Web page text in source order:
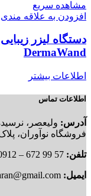
مشاهده سریع
افزودن به علاقه مندی
دستگاه لیزر
DermaWand
اطلاعات بیشتر
اطلاعات تماس
آدرس: ولیعصر،
فروشگاه نوآوران، پلاک
تلفن: 57 99 672 – 0912
ایمیل: